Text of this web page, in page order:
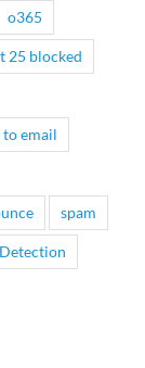
o365
25 blocked
to email
spam